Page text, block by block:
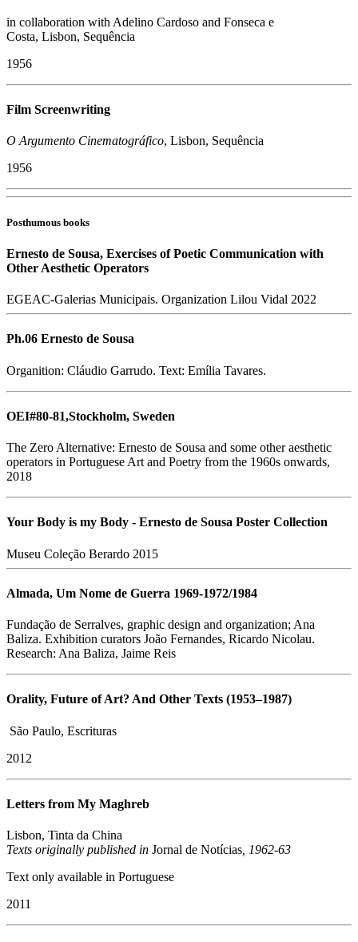
in collaboration with Adelino Cardoso and Fonseca e
Costa, Lisbon, Sequência
1956
Film Screenwriting
O Argumento Cinematográfico, Lisbon, Sequência
1956
Posthumous books
Ernesto de Sousa, Exercises of Poetic Communication with
Other Aesthetic Operators
EGEAC-Galerias Municipais. Organization Lilou Vidal 2022
Ph.06 Ernesto de Sousa
Organition: Cláudio Garrudo. Text: Emília Tavares.
OEI#80-81,Stockholm, Sweden
The Zero Alternative: Ernesto de Sousa and some other aesthetic
operators in Portuguese Art and Poetry from the 1960s onwards,
2018
Your Body is my Body - Ernesto de Sousa Poster Collection
Museu Coleção Berardo 2015
Almada, Um Nome de Guerra 1969-1972/1984
Fundação de Serralves, graphic design and organization; Ana
Baliza. Exhibition curators João Fernandes, Ricardo Nicolau.
Research: Ana Baliza, Jaime Reis
Orality, Future of Art? And Other Texts (1953–1987)
São Paulo, Escrituras
2012
Letters from My Maghreb
Lisbon, Tinta da China
​Texts originally published in Jornal de Notícias , 1962-63
Text only available in Portuguese
2011